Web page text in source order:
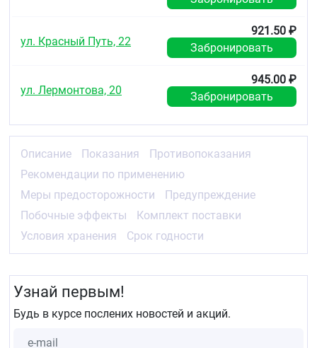
ул. Красный Путь, 22
921.50 ₽
Забронировать
ул. Лермонтова, 20
945.00 ₽
Забронировать
Описание Показания
Противопоказания
Рекомендации по применению
Меры предосторожности
Предупреждение
Побочные эффекты
Комплект поставки
Условия хранения
Срок годности
Узнай первым!
Будь в курсе послених новостей и акций.